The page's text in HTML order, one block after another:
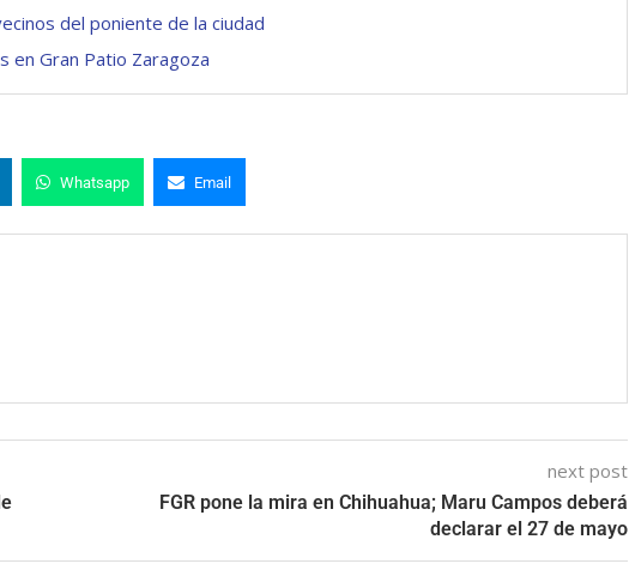
del poniente de la ciudad
en Gran Patio Zaragoza
Whatsapp Email
next post
FGR pone la mira en Chihuahua; Maru Campos deberá
declarar el 27 de mayo